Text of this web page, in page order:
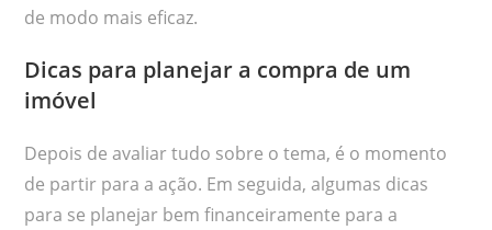
de modo mais eficaz.
Dicas para planejar a compra de um
imóvel
Depois de avaliar tudo sobre o tema, é o momento
de partir para a ação. Em seguida, algumas dicas
para se planejar bem financeiramente para a